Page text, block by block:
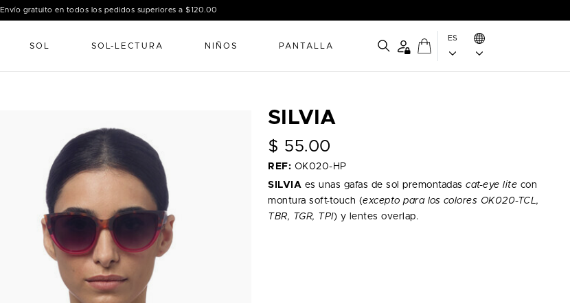
Envío gratuito en todos los pedidos superiores a $120.00
SOL SOL-LECTURA NIÑOS PANTALLA
ES
SILVIA
$ 55.00
REF: OK020-HP
SILVIA es unas gafas de sol premontadas cat-eye lite con
montura soft-touch (excepto para los colores OK020-TCL,
TBR, TGR, TPI) y lentes overlap.